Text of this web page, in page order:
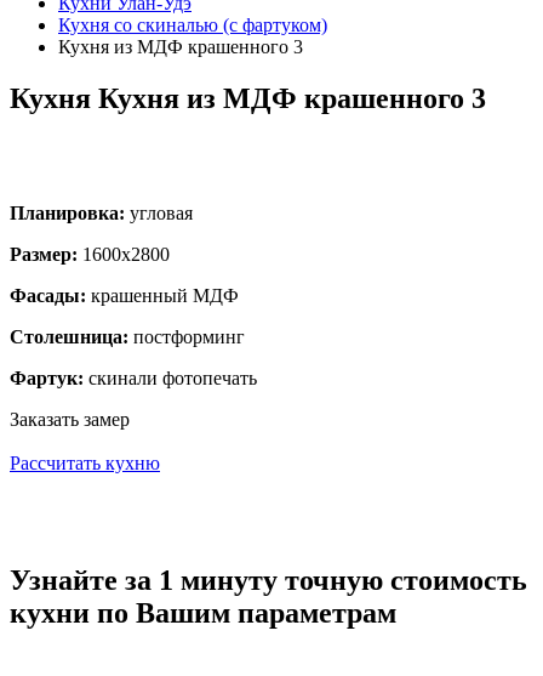
Кухня со скиналью (с фартуком)
Кухня из МДФ крашенного 3
Кухня Кухня из МДФ крашенного 3
Планировка: угловая
Размер: 1600х2800
Фасады: крашенный МДФ
Столешница: постформинг
Фартук: скинали фотопечать
Заказать замер
Рассчитать кухню
Узнайте за 1 минуту точную стоимость
кухни по Вашим параметрам